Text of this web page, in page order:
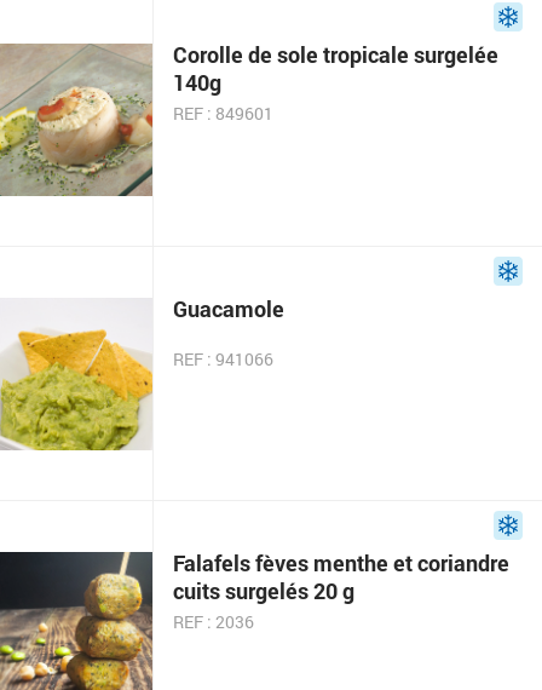
Corolle de sole tropicale surgelée
140g
REF : 849601
Guacamole
REF : 941066
Falafels fèves menthe et coriandre
cuits surgelés 20 g
REF : 2036